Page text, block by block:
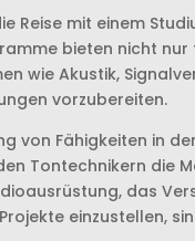
Reise mit einem
bieten nicht
wie Akustik,
vorzubereiten.
von Fähigkeiten in
Tontechnikern die
das
einzustellen,